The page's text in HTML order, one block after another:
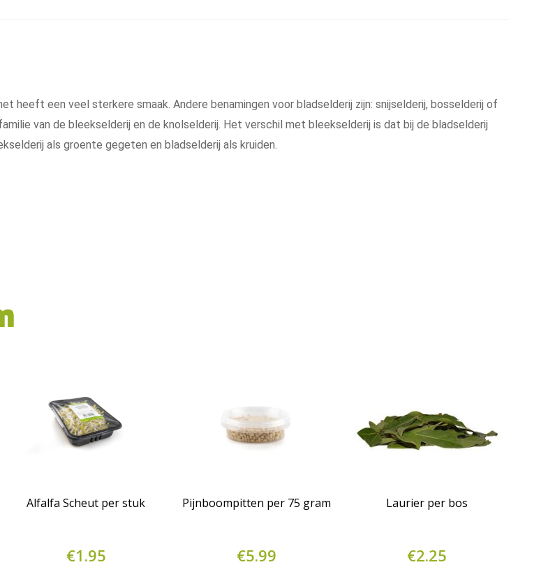
heeft een veel sterkere smaak. Andere benamingen voor bladselderij zijn: snijselderij, bosselderij of
van de bleekselderij en de knolselderij. Het verschil met bleekselderij is dat bij de bladselderij
als groente gegeten en bladselderij als kruiden.
Alfalfa Scheut per stuk
€1.95
Pijnboompitten per 75 gram
€5.99
Laurier per bos
€2.25